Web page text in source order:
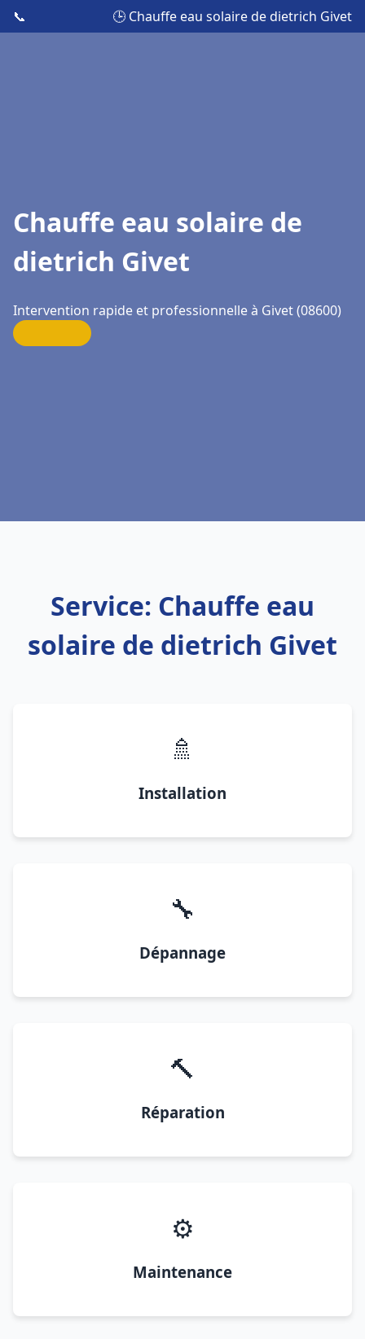
📞 🕒 Chauffe eau solaire de dietrich Givet
Chauffe eau solaire de
dietrich Givet
Intervention rapide et professionnelle à Givet (08600)
Service: Chauffe eau
solaire de dietrich Givet
🚿
Installation
🔧
Dépannage
🔨
Réparation
⚙️
Maintenance